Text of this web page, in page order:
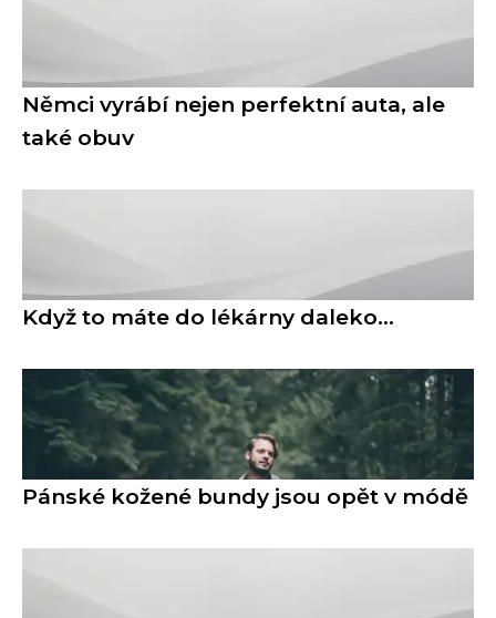
Němci vyrábí nejen perfektní auta, ale
také obuv
Když to máte do lékárny daleko…
Pánské kožené bundy jsou opět v módě